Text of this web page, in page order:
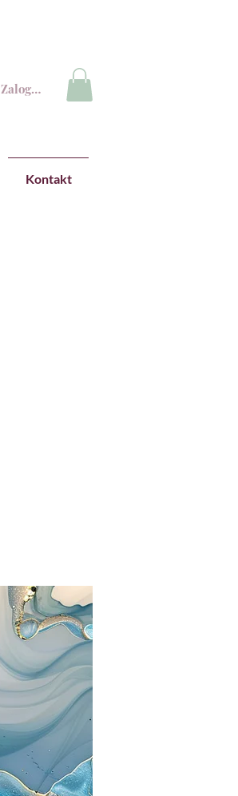
Zaloguj się
Kontakt